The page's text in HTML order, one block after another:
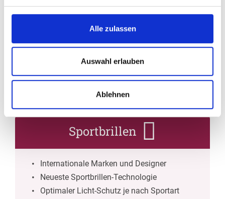
Alle zulassen
Auswahl erlauben
Ablehnen
Low Vision
Professionelle Beratung
Anpassung von vergrößernden Sehhilfen
Sportbrillen
Internationale Marken und Designer
Neueste Sportbrillen-Technologie
Optimaler Licht-Schutz je nach Sportart